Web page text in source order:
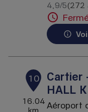
4,9/5 Note de
(272
10
16.04
km
Cartier
HALL K
Aéroport